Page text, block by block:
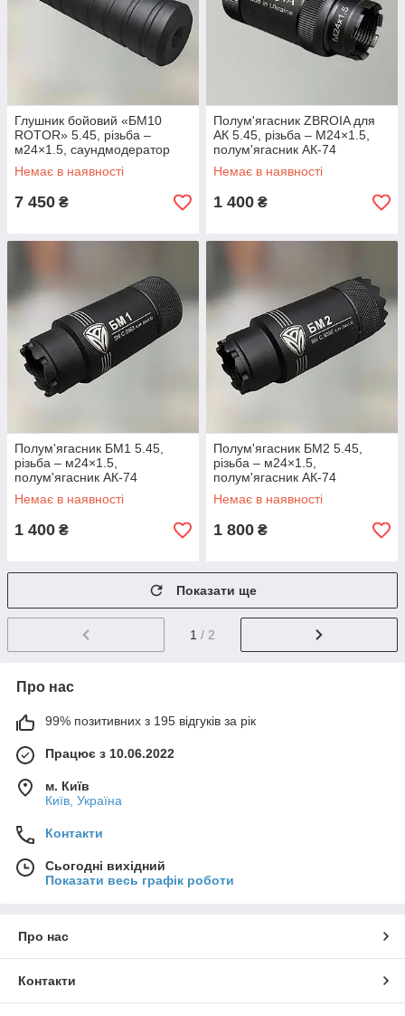
Глушник бойовий «БМ10
ROTOR» 5.45, різьба –
м24×1.5, саундмодератор
АК-74
Немає в наявності
7 450 ₴
Полум'ягасник ZBROIA для
АК 5.45, різьба – М24×1.5,
полум'ягасник АК-74
(Z8.5.16.001)
Немає в наявності
1 400 ₴
Полум'ягасник БМ1 5.45,
різьба – м24×1.5,
полум'ягасник АК-74
Немає в наявності
1 400 ₴
Полум'ягасник БМ2 5.45,
різьба – м24×1.5,
полум'ягасник АК-74
Немає в наявності
1 800 ₴
Показати ще
1 / 2
Про нас
99% позитивних з 195 відгуків за рік
Працює з 10.06.2022
м. Київ
Київ, Україна
Контакти
Сьогодні вихідний
Показати весь графік роботи
Про нас
Контакти